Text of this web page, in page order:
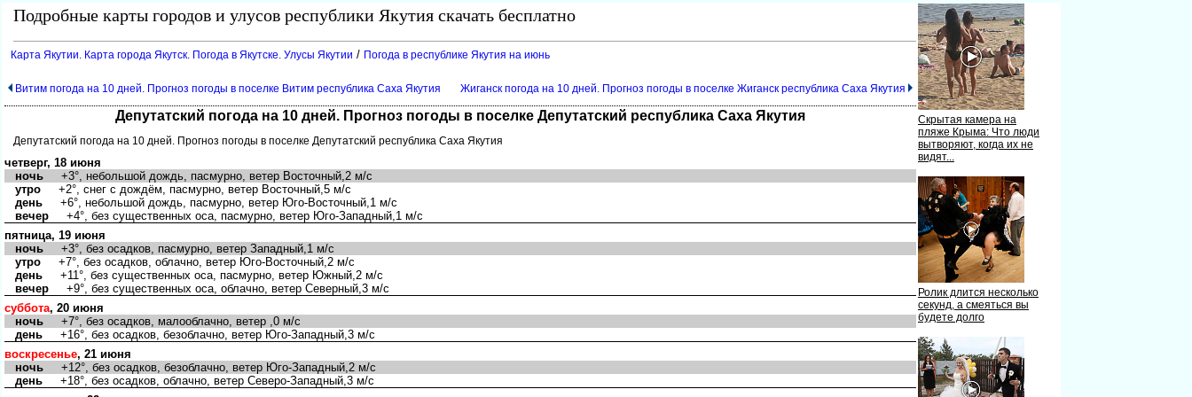
Скрытая камера на
пляже Крыма: Что люди
вытворяют, когда их не
видят...
Ролик длится несколько
секунд, а смеяться вы
будете долго
Подробные карты городов и улусов республики Якутия скачать бесплатно
Карта Якутии. Карта города Якутск. Погода в Якутске. Улусы Якутии / Погода в республике Якутия на июнь
Витим погода на 10 дней. Прогноз погоды в поселке Витим республика Саха Якутия Жиганск погода на 10 дней. Прогноз погоды в поселке Жиганск республика Саха Якутия
Депутатский погода на 10 дней. Прогноз погоды в поселке Депутатский республика Саха Якутия
Депутатский погода на 10 дней. Прогноз погоды в поселке Депутатский республика Саха Якутия
четверг, 18 июня
ночь +3°, небольшой дождь, пасмурно, ветер Восточный,2 м/с
утро +2°, снег с дождём, пасмурно, ветер Восточный,5 м/с
день +6°, небольшой дождь, пасмурно, ветер Юго-Восточный,1 м/с
вечер +4°, без существенных оса, пасмурно, ветер Юго-Западный,1 м/с
пятница, 19 июня
ночь +3°, без осадков, пасмурно, ветер Западный,1 м/с
утро +7°, без осадков, облачно, ветер Юго-Восточный,2 м/с
день +11°, без существенных оса, пасмурно, ветер Южный,2 м/с
вечер +9°, без существенных оса, облачно, ветер Северный,3 м/с
суббота, 20 июня
ночь +7°, без осадков, малооблачно, ветер ,0 м/с
день +16°, без осадков, безоблачно, ветер Юго-Западный,3 м/с
воскресенье, 21 июня
ночь +12°, без осадков, безоблачно, ветер Юго-Западный,2 м/с
день +18°, без осадков, облачно, ветер Северо-Западный,3 м/с